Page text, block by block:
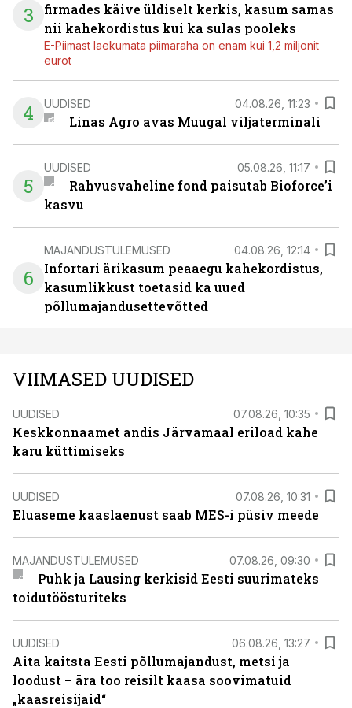
3
firmades käive üldiselt kerkis, kasum samas
nii kahekordistus kui ka sulas pooleks
E-Piimast laekumata piimaraha on enam kui 1,2 miljonit
eurot
4 UUDISED 04.08.26, 11:23
Linas Agro avas Muugal viljaterminali
5
UUDISED 05.08.26, 11:17
Rahvusvaheline fond paisutab Bioforce’i
kasvu
6
MAJANDUSTULEMUSED 04.08.26, 12:14
Infortari ärikasum peaaegu kahekordistus,
kasumlikkust toetasid ka uued
põllumajandusettevõtted
VIIMASED UUDISED
UUDISED 07.08.26, 10:35
Keskkonnaamet andis Järvamaal eriload kahe
karu küttimiseks
UUDISED 07.08.26, 10:31
Eluaseme kaaslaenust saab MES-i püsiv meede
MAJANDUSTULEMUSED 07.08.26, 09:30
Puhk ja Lausing kerkisid Eesti suurimateks
toidutöösturiteks
UUDISED 06.08.26, 13:27
Aita kaitsta Eesti põllumajandust, metsi ja
loodust – ära too reisilt kaasa soovimatuid
„kaasreisijaid“